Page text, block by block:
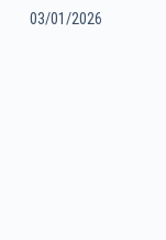
03/01/2026